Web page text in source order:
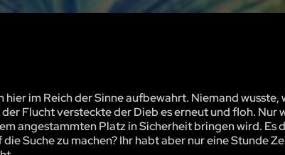
im Reich der Sinne aufbewahrt. Niemand wusste,
Flucht versteckte der Dieb es erneut und floh. Nur
angestammten Platz in Sicherheit bringen wird. Es
Suche zu machen? Ihr habt aber nur eine Stunde